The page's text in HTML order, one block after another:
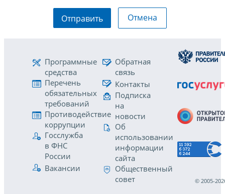
Отправить Отмена
Программные
средства
Перечень
обязательных
требований
Противодействие
коррупции
Госслужба
в ФНС
России
Вакансии
Обратная
связь
Контакты
Подписка
на
новости
Об
использовании
информации
сайта
Общественный
совет
© 2005-